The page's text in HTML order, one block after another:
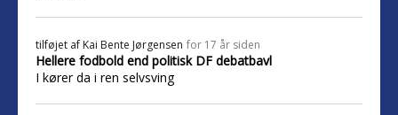
tilføjet af Kai Bente Jørgensen for 17 år siden
Hellere fodbold end politisk DF debatbavl
I kører da i ren selvsving